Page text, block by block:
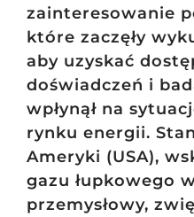
zainteresowanie
które zaczęły
aby uzyskać
doświadczeń i
wpłynął na
rynku energii.
Ameryki (USA),
gazu łupkowego
przemysłowy,